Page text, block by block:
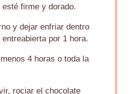
firme y dorado.
y dejar enfriar dentro
por 1 hora.
4 horas o toda la
rociar el chocolate